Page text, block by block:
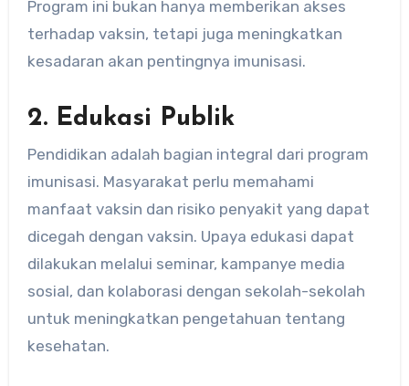
Program ini bukan hanya memberikan akses
terhadap vaksin, tetapi juga meningkatkan
kesadaran akan pentingnya imunisasi.
2. Edukasi Publik
Pendidikan adalah bagian integral dari program
imunisasi. Masyarakat perlu memahami
manfaat vaksin dan risiko penyakit yang dapat
dicegah dengan vaksin. Upaya edukasi dapat
dilakukan melalui seminar, kampanye media
sosial, dan kolaborasi dengan sekolah-sekolah
untuk meningkatkan pengetahuan tentang
kesehatan.